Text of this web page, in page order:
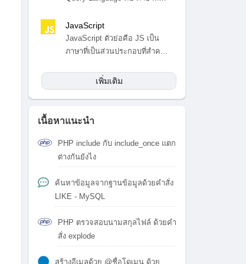
JavaScript
JavaScript ตัวย่อคือ JS เป็น
ภาษาที่เป็นส่วนประกอบที่สำค...
เพิ่มเติม
เนื้อหาแนะนำ
PHP include กับ include_once แตก
ต่างกันยังไง
ค้นหาข้อมูลจากฐานข้อมูลด้วยคำสั่ง
LIKE - MySQL
PHP ตรวจสอบนามสกุลไฟล์ ด้วยคำ
สั่ง explode
สร้างอีเมลด้วย @ชื่อโดเมน ด้วย